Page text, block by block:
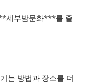
세부밤문화***를 즐
는 방법과 장소를 더